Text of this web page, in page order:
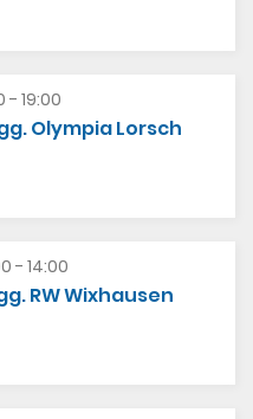
- 19:00
Olympia Lorsch
- 14:00
RW Wixhausen